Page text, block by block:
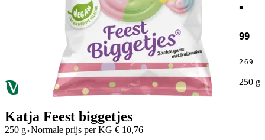
99
2.69
250 g
Katja Feest biggetjes
250 g·Normale prijs per KG € 10,76